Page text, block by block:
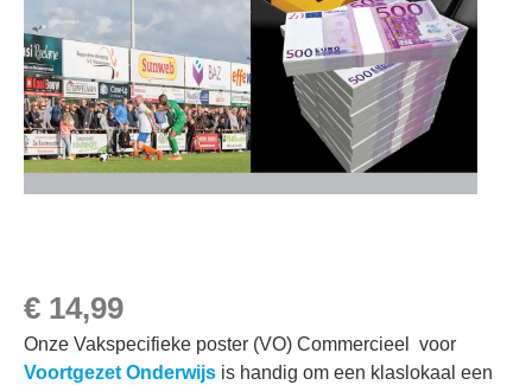
€ 14,99
Onze Vakspecifieke poster (VO) Commercieel voor
Voortgezet Onderwijs is handig om een klaslokaal een